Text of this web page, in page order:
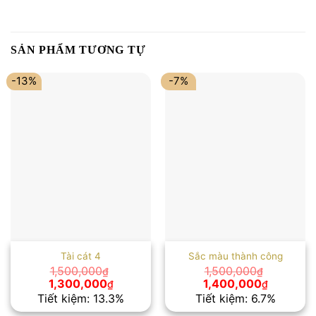
SẢN PHẨM TƯƠNG TỰ
-13%
Tài cát 4
1,500,000₫
Giá
gốc
là:
1,300,000₫Giá
hiện
tại
Tiết kiệm: 13.3%
-7%
Sắc màu thành công
1,500,000₫
Giá
gốc
là:
1,400,000₫Giá
hiện
tại
Tiết kiệm: 6.7%